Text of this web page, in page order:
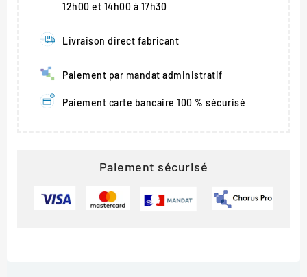
12h00 et 14h00 à 17h30
Livraison direct fabricant
Paiement par mandat administratif
Paiement carte bancaire 100 % sécurisé
Paiement sécurisé